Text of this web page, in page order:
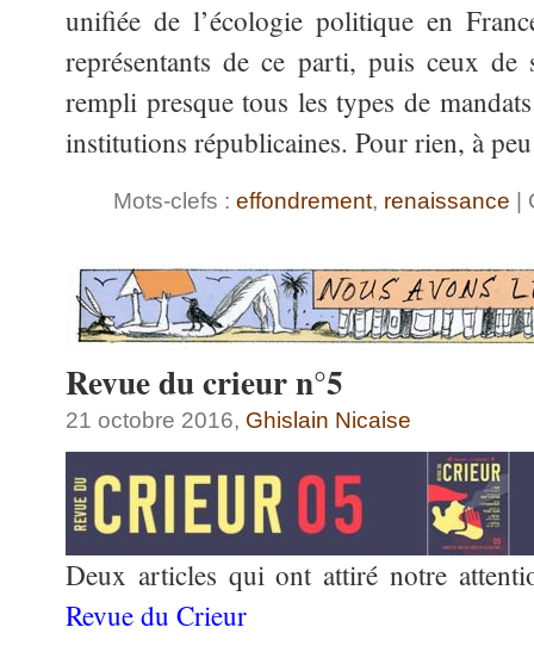
unifiée de l’écologie politique en
représentants de ce parti, puis ceux de
rempli presque tous les types de
institutions républicaines. Pour rien, à
Mots-clefs : effondrement, renaissance |
Revue du crieur n°5
21 octobre 2016, Ghislain Nicaise
Deux articles qui ont attiré notre
Revue du Crieur